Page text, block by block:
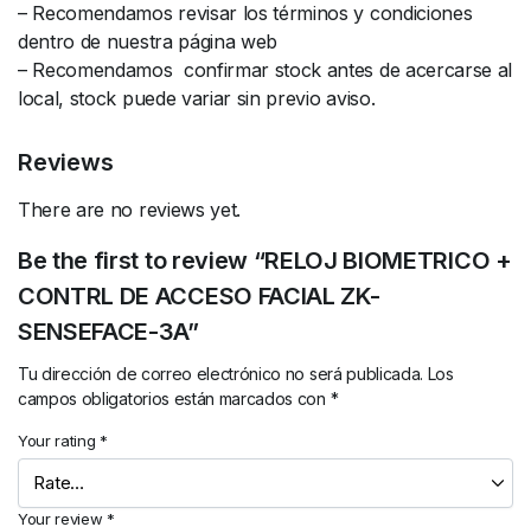
– Recomendamos revisar los términos y condiciones
dentro de nuestra página web
– Recomendamos confirmar stock antes de acercarse al
local, stock puede variar sin previo aviso.
Reviews
There are no reviews yet.
Be the first to review “RELOJ BIOMETRICO +
CONTRL DE ACCESO FACIAL ZK-
SENSEFACE-3A”
Tu dirección de correo electrónico no será publicada. Los
campos obligatorios están marcados con *
Your rating *
Your review *